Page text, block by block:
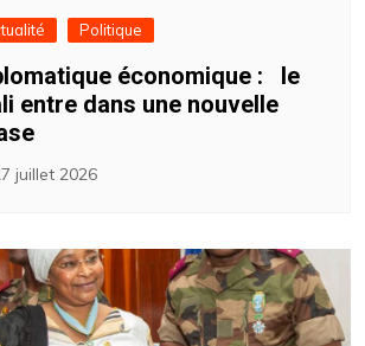
Politique
économique : ‎ ‎le
entre dans une nouvelle
juillet 2026